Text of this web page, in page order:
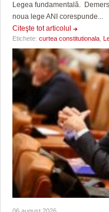
Legea fundamentală.
noua lege ANI corespunde...
Citeşte tot articolul
Etichete: curtea constitutionala